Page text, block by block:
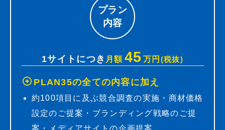
プラン
内容
1サイトにつき 月額 45 万円 (税抜)
PLAN35の全ての内容に加え
約100項目に及ぶ競合調査の実施・商材価格
設定のご提案・ブランディング戦略のご提
案・メディアサイトの企画提案